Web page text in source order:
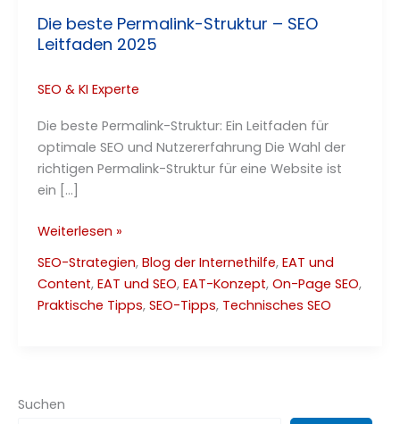
Die beste Permalink-Struktur – SEO
Leitfaden 2025
SEO & KI Experte
Die beste Permalink-Struktur: Ein Leitfaden für
optimale SEO und Nutzererfahrung Die Wahl der
richtigen Permalink-Struktur für eine Website ist
ein […]
Die
Permalink-
Struktur
–
Weiterlesen »
SEO-Strategien, Blog der Internethilfe, EAT und
Content, EAT und SEO, EAT-Konzept, On-Page SEO,
Praktische Tipps, SEO-Tipps, Technisches SEO
Suchen